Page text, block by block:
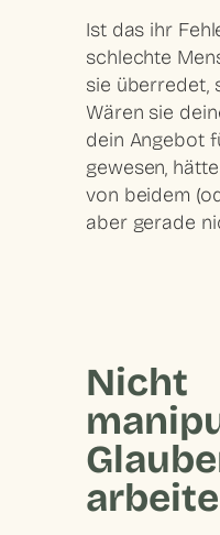
Ist das ihr
schlechte
sie überredet,
Wären sie
dein Angebot
gewesen,
von beidem
aber gerade
Nicht